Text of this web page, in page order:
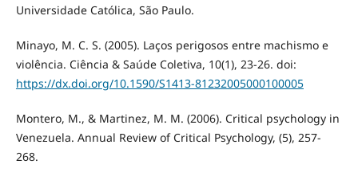
Universidade Católica, São Paulo.
Minayo, M. C. S. (2005). Laços perigosos entre machismo e
violência. Ciência & Saúde Coletiva, 10(1), 23-26. doi:
https://dx.doi.org/10.1590/S1413-81232005000100005
Montero, M., & Martinez, M. M. (2006). Critical psychology in
Venezuela. Annual Review of Critical Psychology, (5), 257-
268.